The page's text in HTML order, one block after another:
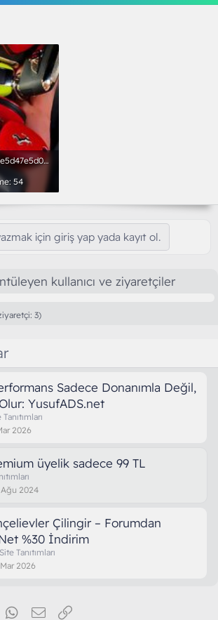
c5df435140c4844a77e5d47e5d05ffd0.jpg
54
için giriş yap yada kayıt ol.
kullanıcı ve ziyaretçiler
3)
Sadece Donanımla Değil,
YusufADS.net
2026
üyelik sadece 99 TL
2024
Çilingir – Forumdan
%30 İndirim
Site Tanıtımları
2026
(Twitter)WhatsApp
E-posta